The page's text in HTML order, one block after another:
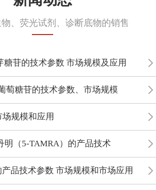
、荧光试剂、诊断底物的销售
糖苷的技术参数 市场规模及应用
萄糖苷的技术参数、市场规模
规模和应用
明（5-TAMRA）的产品技术
品技术参数 市场规模和市场应用